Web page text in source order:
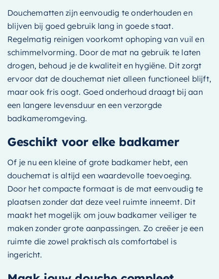
Douchematten zijn eenvoudig te onderhouden en
blijven bij goed gebruik lang in goede staat.
Regelmatig reinigen voorkomt ophoping van vuil en
schimmelvorming. Door de mat na gebruik te laten
drogen, behoud je de kwaliteit en hygiëne. Dit zorgt
ervoor dat de douchemat niet alleen functioneel blijft,
maar ook fris oogt. Goed onderhoud draagt bij aan
een langere levensduur en een verzorgde
badkameromgeving.
Geschikt voor elke badkamer
Of je nu een kleine of grote badkamer hebt, een
douchemat is altijd een waardevolle toevoeging.
Door het compacte formaat is de mat eenvoudig te
plaatsen zonder dat deze veel ruimte inneemt. Dit
maakt het mogelijk om jouw badkamer veiliger te
maken zonder grote aanpassingen. Zo creëer je een
ruimte die zowel praktisch als comfortabel is
ingericht.